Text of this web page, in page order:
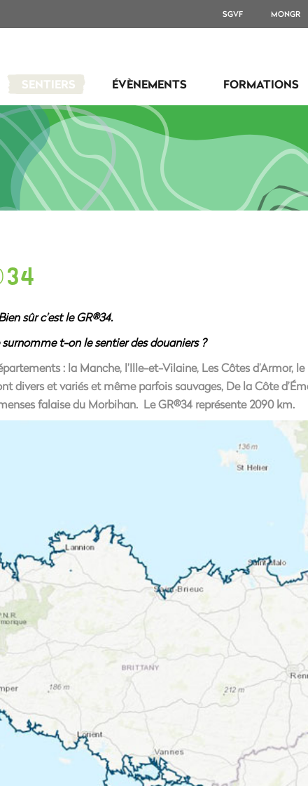
SGVF MONGR
SENTIERS ÉVÈNEMENTS FORMATIONS
sûr c’est le GR®34.
t-on le sentier des douaniers ?
: la Manche, l’Ille-et-Vilaine, Les Côtes d’Armor,
divers et variés et même parfois sauvages, De la Côte
falaise du Morbihan. Le GR®34 représente2090 km.